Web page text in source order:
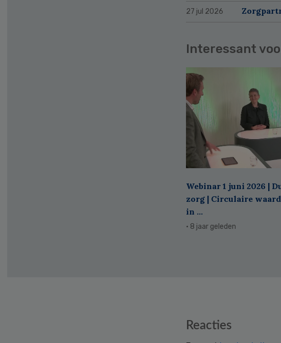
27 jul 2026
Interessant
Webinar 1 juni 2026 |
zorg | Circulaire
in ...
· 8 jaar geleden
Reacties